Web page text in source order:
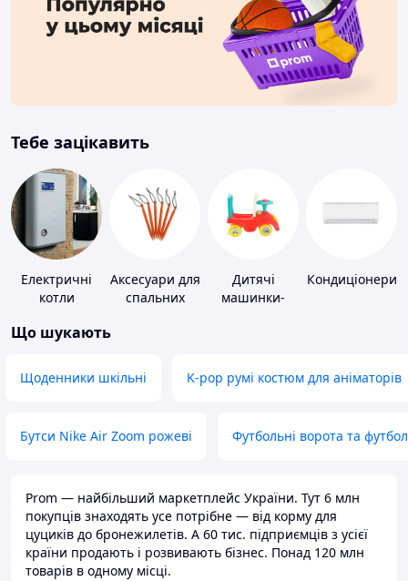
Тебе зацікавить
Електричні
котли
Аксесуари для
спальних
Дитячі
машинки-
Кондиціонери
Що шукають
Щоденники шкільні K-pop румі костюм для аніматорів
Бутси Nike Air Zoom рожеві Футбольні ворота та
Prom — найбільший маркетплейс України. Тут 6 млн
покупців знаходять усе потрібне — від корму для
цуциків до бронежилетів. А 60 тис. підприємців з усієї
країни продають і розвивають бізнес. Понад 120 млн
товарів в одному місці.